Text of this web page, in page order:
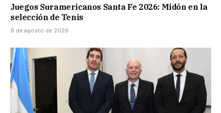
Juegos Suramericanos Santa Fe 2026: Midón en la
selección de Tenis
6 de agosto de 2026